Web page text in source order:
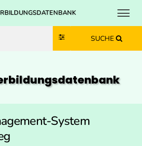
Zum Inhalt springen
Zum Navmenü springen
Zur Suche springen
Zur Footer springen
SUCHE
System